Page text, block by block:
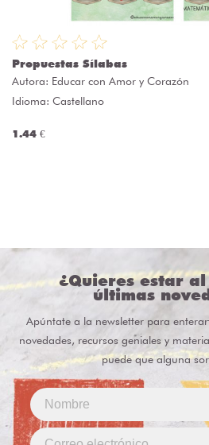
Propuestas Sílabas
Autora: Educar con Amor y Corazón
Idioma: Castellano
1.44 €
¿Quieres estar
últimas
Apúntate a la newsletter para
novedades, recursos geniales y
puede que alguna